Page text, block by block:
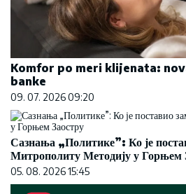
Komfor po meri klijenata:
banke
09. 07. 2026 09:20
Сазнања „Политике”: Ко је
Митрополиту Методију у Горњем
05. 08. 2026 15:45